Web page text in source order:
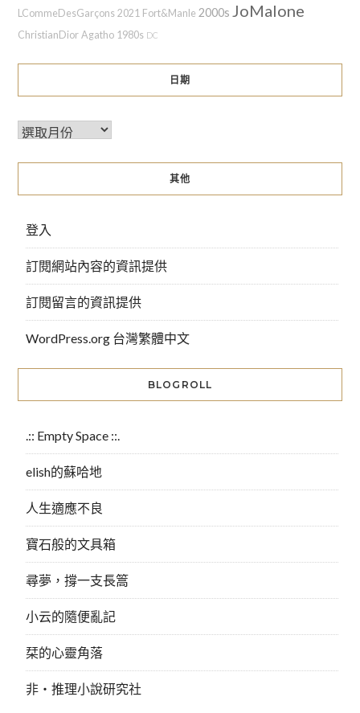
LCommeDesGarçons 2021 Fort&Manle 2000s JoMalone
ChristianDior Agatho 1980s DC
日期
其他
登入
訂閱網站內容的資訊提供
訂閱留言的資訊提供
WordPress.org 台灣繁體中文
BLOGROLL
.:: Empty Space ::.
elish的蘇哈地
人生適應不良
寶石般的文具箱
尋夢，撐一支長篙
小云的隨便亂記
栞的心靈角落
非‧推理小說研究社